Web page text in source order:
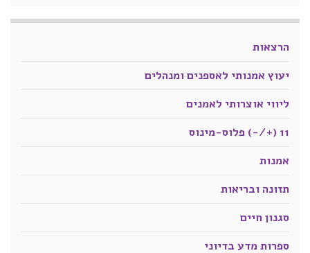
הרצאות
יעוץ אמנותי לאספנים ומנהלים
ליווי אוצרותי לאמנים
11 (+/-) פלוס-מינוס
אמנות
תזונה ובריאות
סגנון חיים
ספרות מדע בדיוני